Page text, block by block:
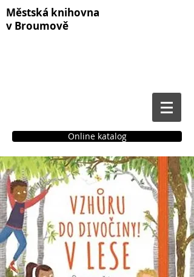
Městská knihovna
v Broumově
Online katalog
Čtenářské konto